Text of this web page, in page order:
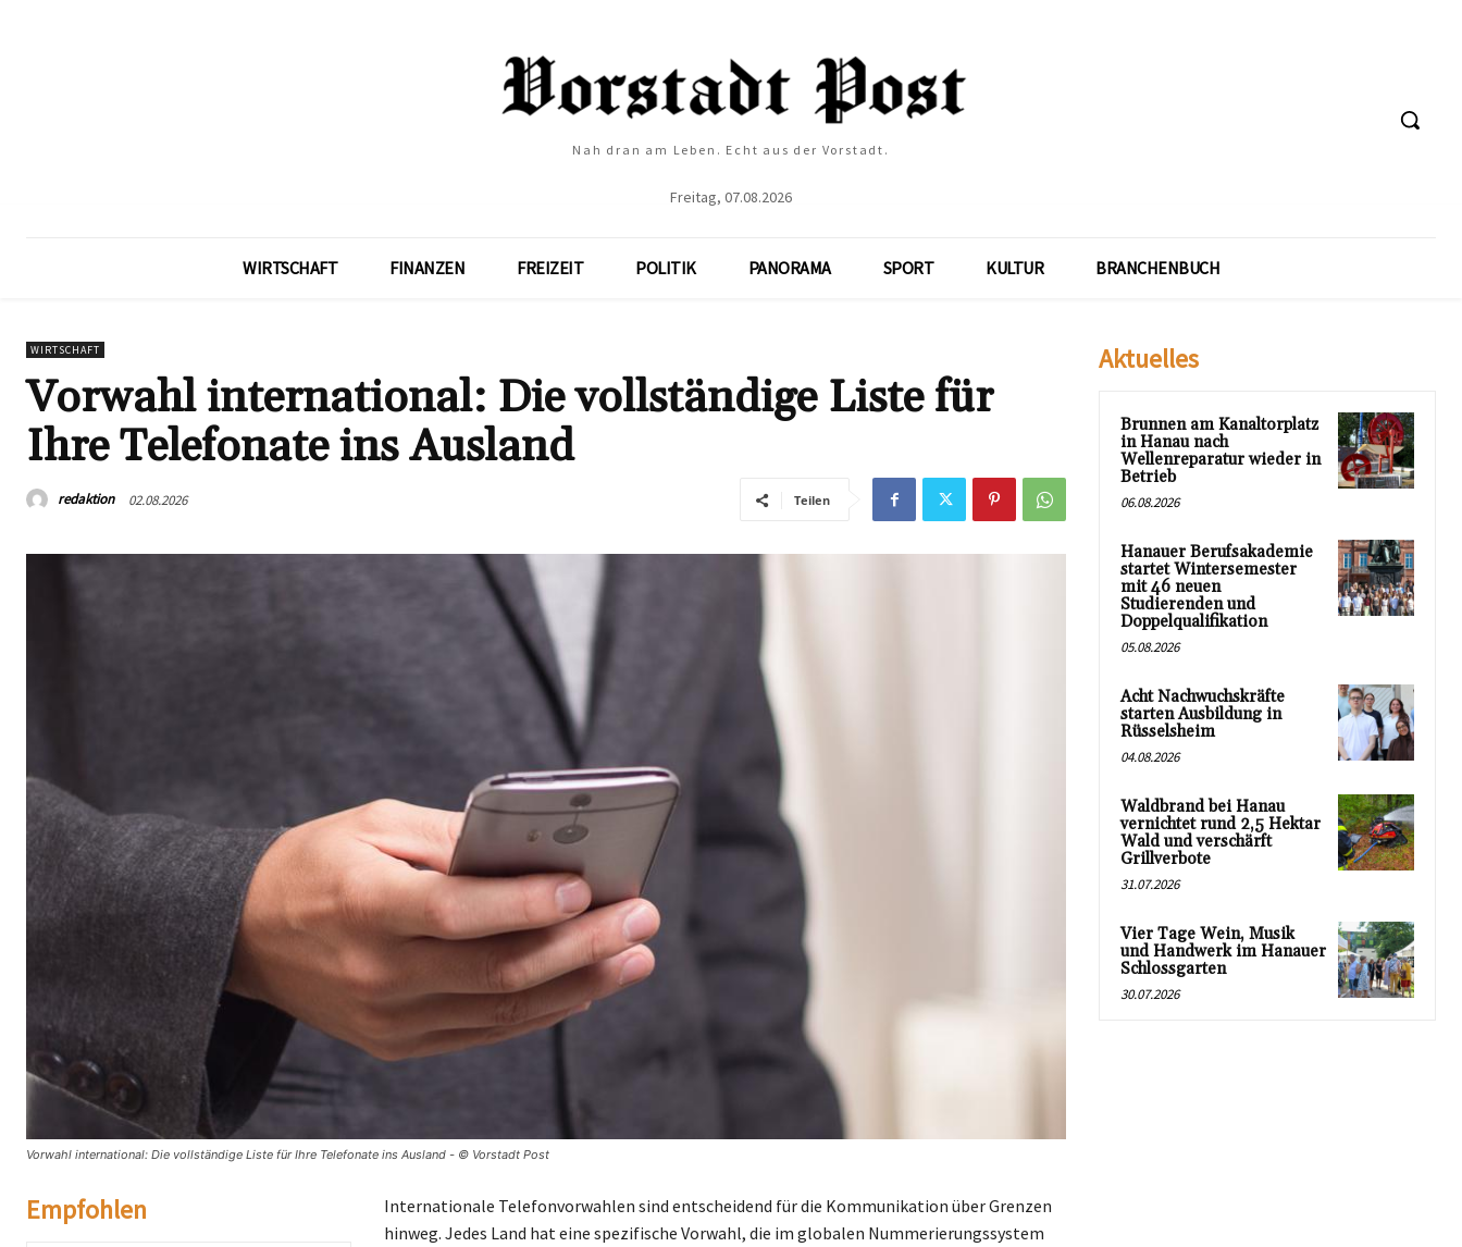
Nah dran am Leben. Echt aus der Vorstadt.
Freitag, 07.08.2026
WIRTSCHAFT FINANZEN FREIZEIT POLITIK PANORAMA SPORT KULTUR BRANCHENBUCH
WIRTSCHAFT
Vorwahl international: Die vollständige Liste für
Ihre Telefonate ins Ausland
redaktion 02.08.2026 Teilen
Vorwahl international: Die vollständige Liste für Ihre Telefonate ins Ausland - © Vorstadt Post
Empfohlen
Internationale Telefonvorwahlen sind entscheidend für die Kommunikation über Grenzen
hinweg. Jedes Land hat eine spezifische Vorwahl, die im globalen Nummerierungssystem
Aktuelles
Brunnen am Kanaltorplatz
in Hanau nach
Wellenreparatur wieder in
Betrieb
06.08.2026
Hanauer Berufsakademie
startet Wintersemester
mit 46 neuen
Studierenden und
Doppelqualifikation
05.08.2026
Acht Nachwuchskräfte
starten Ausbildung in
Rüsselsheim
04.08.2026
Waldbrand bei Hanau
vernichtet rund 2,5 Hektar
Wald und verschärft
Grillverbote
31.07.2026
Vier Tage Wein, Musik
und Handwerk im Hanauer
Schlossgarten
30.07.2026